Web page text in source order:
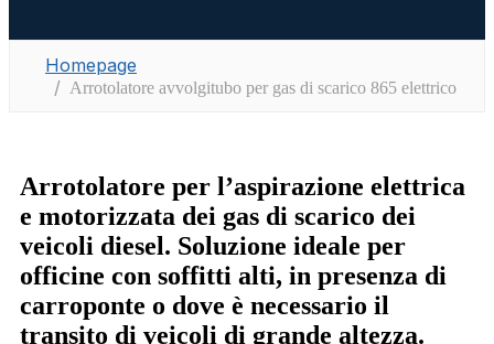
Homepage
Arrotolatore avvolgitubo per gas di scarico 865 elettrico
Arrotolatore per l’aspirazione elettrica
e motorizzata dei gas di scarico dei
veicoli diesel. Soluzione ideale per
officine con soffitti alti, in presenza di
carroponte o dove è necessario il
transito di veicoli di grande altezza.